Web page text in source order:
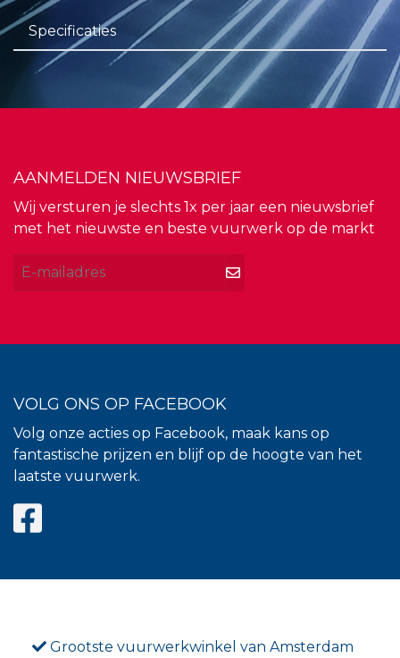
Specificaties
AANMELDEN NIEUWSBRIEF
Wij versturen je slechts 1x per jaar een nieuwsbrief
met het nieuwste en beste vuurwerk op de markt
VOLG ONS OP FACEBOOK
Volg onze acties op Facebook, maak kans op
fantastische prijzen en blijf op de hoogte van het
laatste vuurwerk.
Grootste vuurwerkwinkel van Amsterdam